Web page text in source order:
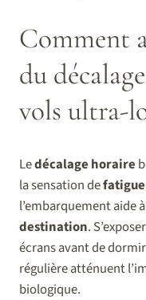
Comment
du
vols ultra-
Ledécalage horaire
la sensation defatigue
l’embarquement aide
destination.
écrans avant de
régulière atténuent
biologique.